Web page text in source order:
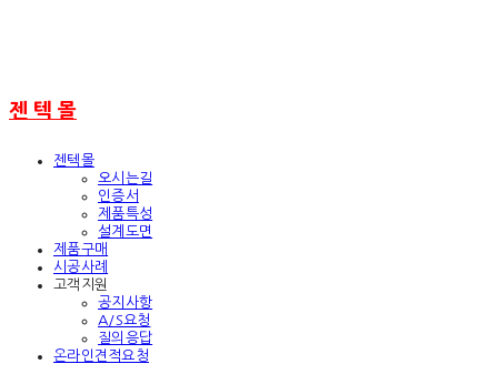
젠 텍 몰
젠텍몰
오시는길
인증서
제품특성
설계도면
제품구매
시공사례
고객지원
공지사항
A/S요청
질의응답
온라인견적요청